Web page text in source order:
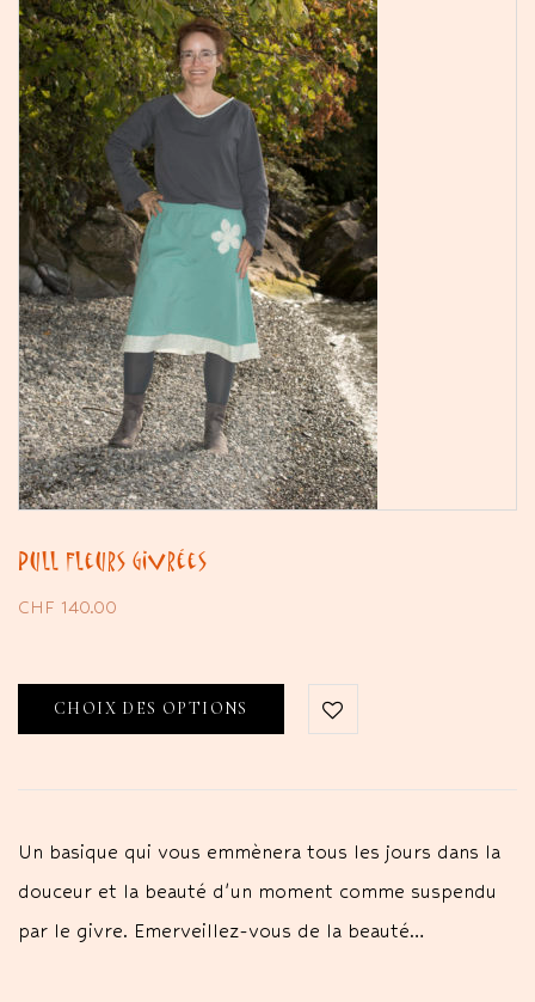
Pull Fleurs Givrées
CHF 140.00
CHOIX DES OPTIONS
Un basique qui vous emmènera tous les jours dans la
douceur et la beauté d'un moment comme suspendu
par le givre. Emerveillez-vous de la beauté…